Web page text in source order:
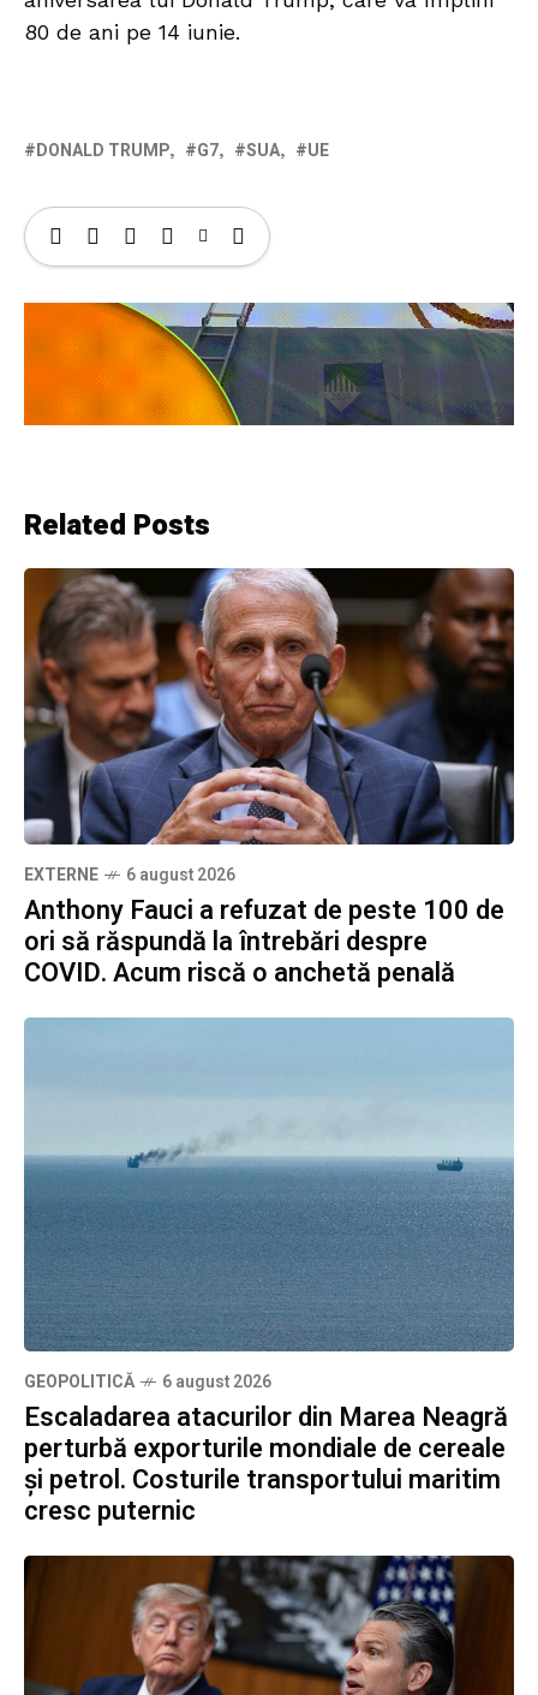
80 de ani pe 14 iunie.
DONALD TRUMP G7 SUA UE
Related Posts
EXTERNE 6 august 2026
Anthony Fauci a refuzat de peste 100 de
ori să răspundă la întrebări despre
COVID. Acum riscă o anchetă penală
GEOPOLITICĂ 6 august 2026
Escaladarea atacurilor din Marea Neagră
perturbă exporturile mondiale de cereale
și petrol. Costurile transportului maritim
cresc puternic